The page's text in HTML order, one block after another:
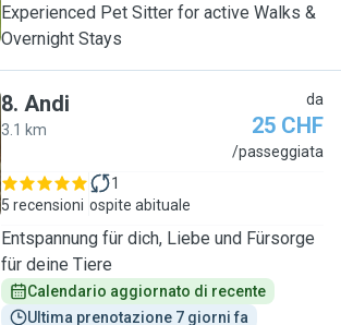
Experienced Pet Sitter for active Walks &
Overnight Stays
8. Andi
3.1 km
da
25 CHF
/passeggiata
5 recensioni
1
ospite abituale
Entspannung für dich, Liebe und Fürsorge
für deine Tiere
Calendario aggiornato di recente
Ultima prenotazione 7 giorni fa